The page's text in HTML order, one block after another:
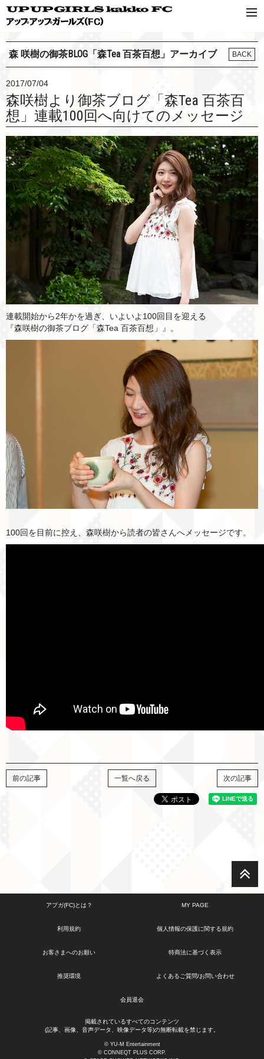
森 咲樹の御茶BLOG「森Tea 百茶百想」アーカイブ BACK
2017/07/04
森咲樹より御茶ブログ「森Tea 百茶百
想」連載100回へ向けてのメッセージ
連載開始から2年かを過ぎ、いよいよ100回目を迎える
『森咲樹の御茶ブログ「森Tea 百茶百想」』。
100回を目前に控え、森咲樹から読者の皆さんへメッセージです。
次の記事
一覧へ戻る
前の記事
アプガ(FC)とは？ MY PAGE
利用規約 個人情報の保護に関する規約
お客さまへのお願い 特商法に基づく表示
推奨環境 よくあるご質問/お問い合わせ
会員退会
掲載されているすべてのコンテンツ
(記事、画像、音声データ、映像データ等)の無断転載を禁じます。
© YU-M Entertainment
© CONNEQT PLUS CORP.